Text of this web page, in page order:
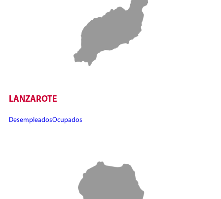
LANZAROTE
DesempleadosOcupados